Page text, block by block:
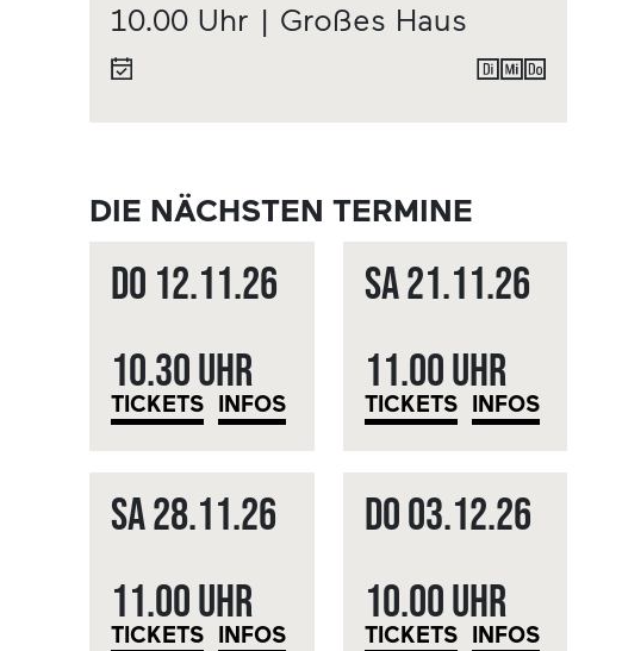
10.00 Uhr | Großes Haus
DIE NÄCHSTEN TERMINE
Do 12.11.26
10.30 Uhr
TICKETS INFOS
Sa21.11.26
11.00 Uhr
TICKETS INFOS
Sa28.11.26
11.00 Uhr
TICKETS INFOS
Do03.12.26
10.00 Uhr
TICKETS INFOS